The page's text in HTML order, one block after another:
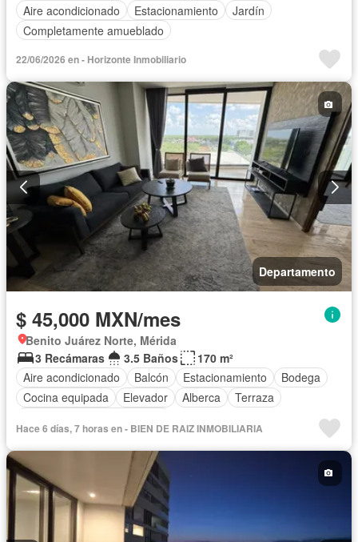
Aire acondicionado
Estacionamiento
Jardín
Completamente amueblado
22/06/2026 en - Horizonte Inmobiliario
Departamento
$ 45,000 MXN/mes
Benito Juárez Norte, Mérida
3 Recámaras
3.5 Baños
170 m²
Aire acondicionado
Balcón Estacionamiento
Bodega
Cocina equipada
Elevador Alberca
Terraza
Hace 6 días, 7 horas en - BIEN DE RAIZ INMOBILIARIA